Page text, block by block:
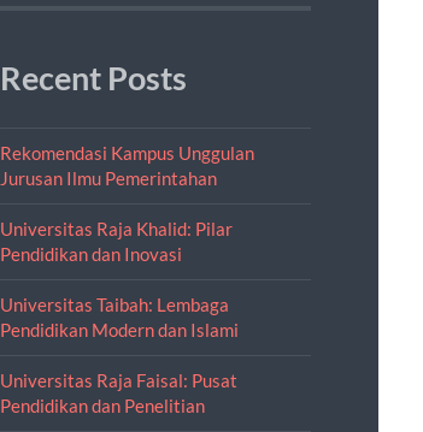
Recent Posts
Rekomendasi Kampus Unggulan
Jurusan Ilmu Pemerintahan
Universitas Raja Khalid: Pilar
Pendidikan dan Inovasi
Universitas Taibah: Lembaga
Pendidikan Modern dan Islami
Universitas Raja Faisal: Pusat
Pendidikan dan Penelitian